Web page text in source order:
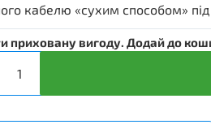
кабелю «сухим способом»
приховану вигоду. Додай до